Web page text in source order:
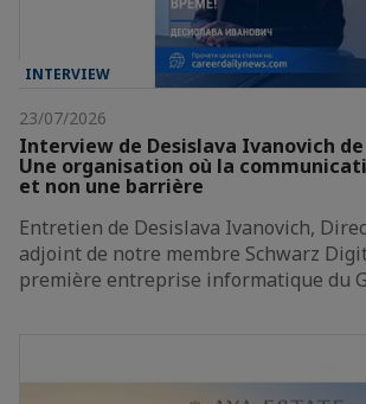
INTERVIEW
23/07/2026
Interview de Desislava Ivanovich
Une organisation où la
et non une barrière
Entretien de Desislava Ivanovich,
adjoint de notre membre Schwarz
première entreprise informatique du